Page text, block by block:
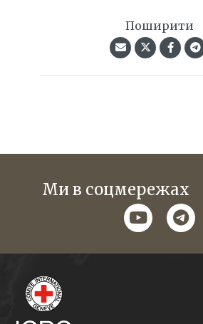
Поширити
Ми в соцмережах
youtube